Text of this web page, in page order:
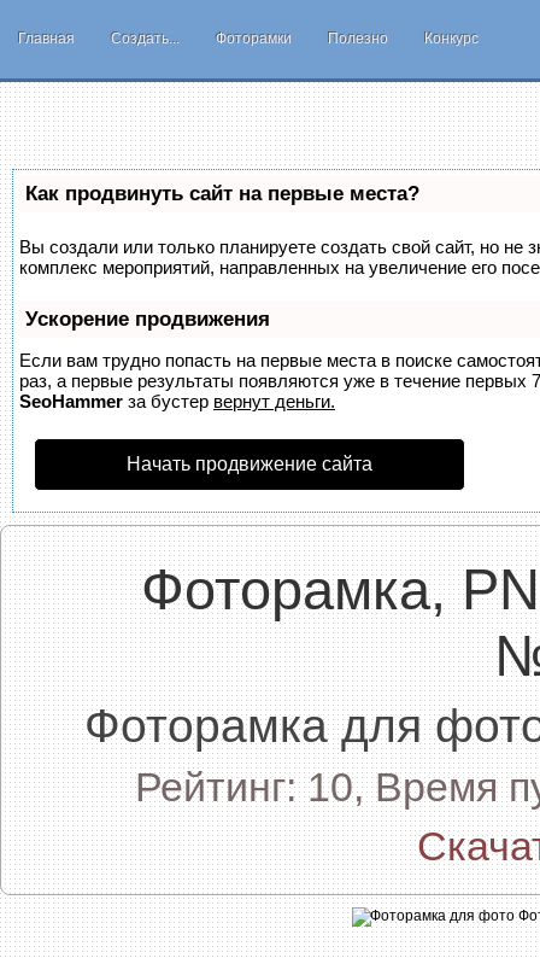
Главная Создать... Фоторамки Полезно Конкурс
Как продвинуть сайт на первые места?
Вы создали или только планируете создать свой сайт, но не
комплекс мероприятий, направленных на увеличение его
Ускорение продвижения
Если вам трудно попасть на первые места в поиске
раз, а первые результаты появляются уже в течение первых
SeoHammer за бустер вернут деньги.
Начать продвижение сайта
Фоторамка,
Фоторамка для
Рейтинг: 10, Время